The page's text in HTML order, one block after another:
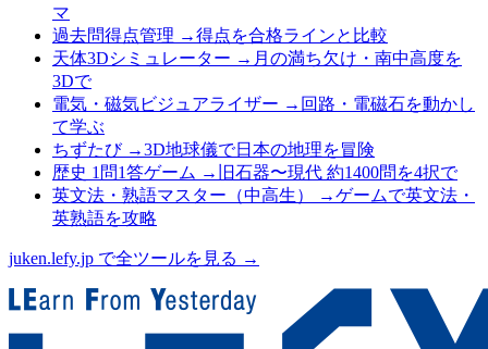
マ
過去問得点管理 →得点を合格ラインと比較
天体3Dシミュレーター → 月の満ち欠け・南中高度を
3Dで
電気・磁気ビジュアライザー → 回路・電磁石を動かし
て学ぶ
ちずたび→3D地球儀で日本の地理を冒険
歴史 1問1答ゲーム → 旧石器〜現代 約1400問を4択で
英文法・熟語マスター（中高生）
→ゲームで英文法・
英熟語を攻略
juken.lefy.jp で全ツールを見る →